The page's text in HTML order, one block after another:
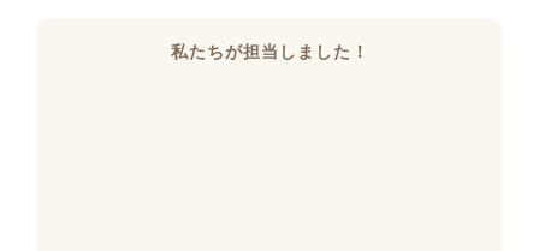
私たちが担当しました！